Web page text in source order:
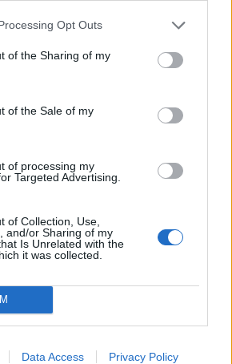
Opt Outs
of the Sharing of my
of the Sale of my
of processing my
Targeted Advertising.
of Collection, Use,
and/or Sharing of my
Is Unrelated with the
it was collected.
Data Access Privacy Policy
ΣΧΟΛΙΑΣΤΕ